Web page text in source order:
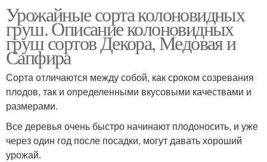
Урожайные сорта колоновидных
груш. Описание колоновидных
груш сортов Декора, Медовая и
Сапфира
Сорта отличаются между собой, как сроком созревания
плодов, так и определенными вкусовыми качествами и
размерами.
Все деревья очень быстро начинают плодоносить, и уже
через один год после посадки, могут давать хороший
урожай.